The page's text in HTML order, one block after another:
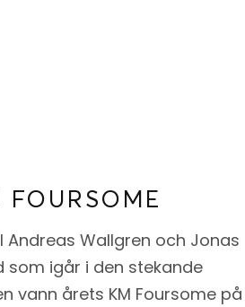
FOURSOME
Wallgren och Jonas
som igår i den stekande
vann årets KM Foursome på